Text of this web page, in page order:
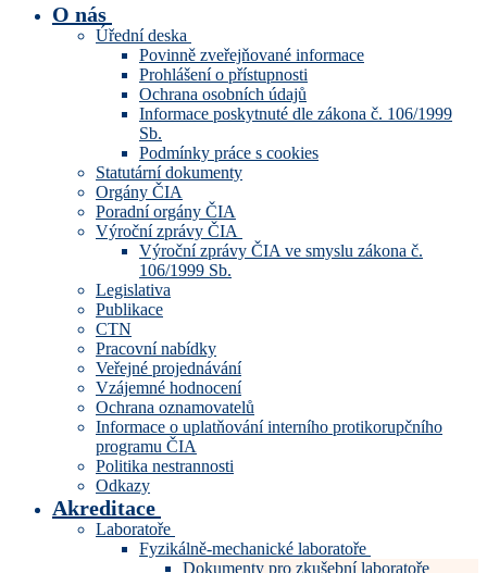
O nás
Úřední deska
Povinně zveřejňované informace
Prohlášení o přístupnosti
Ochrana osobních údajů
Informace poskytnuté dle zákona č. 106/1999
Sb.
Podmínky práce s cookies
Statutární dokumenty
Orgány ČIA
Poradní orgány ČIA
Výroční zprávy ČIA
Výroční zprávy ČIA ve smyslu zákona č.
106/1999 Sb.
Legislativa
Publikace
CTN
Pracovní nabídky
Veřejné projednávání
Vzájemné hodnocení
Ochrana oznamovatelů
Informace o uplatňování interního protikorupčního
programu ČIA
Politika nestrannosti
Odkazy
Akreditace
Laboratoře
Fyzikálně-mechanické laboratoře
Dokumenty pro zkušební laboratoře